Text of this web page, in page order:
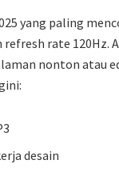
yang paling
refresh rate
nonton atau
desain